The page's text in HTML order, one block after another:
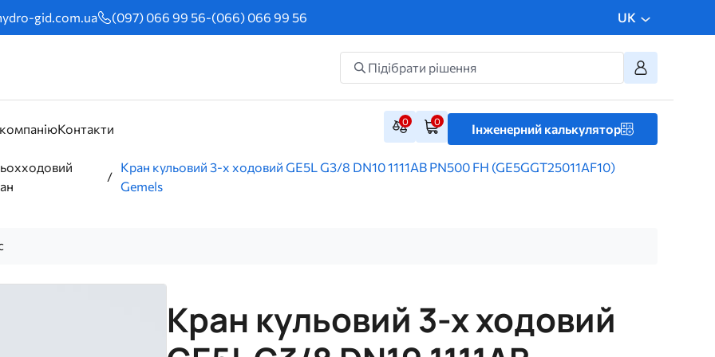
gid.com.ua (097) 066 99 56-(066) 066 99 56 UK
Контакти 0 0 Інженерний калькулятор
Кран кульовий 3-х ходовий GE5L G3/8 DN10 1111AB PN500 FH (GE5GGT25011AF10)
Gemels
Кран кульовий 3-х ходовий